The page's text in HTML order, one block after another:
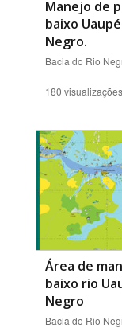
Manejo de
baixo
Negro.
Bacia do Rio
180 visualizações
Área de
baixo rio
Negro
Bacia do Rio